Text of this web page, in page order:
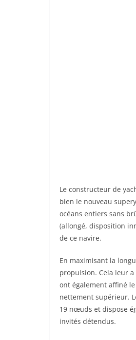
Le constructeur de
bien le nouveau
océans entiers sans
(allongé, disposition
de ce navire.
En maximisant la
propulsion. Cela leur
ont également affiné
nettement supérieur.
19 nœuds et dispose
invités détendus.